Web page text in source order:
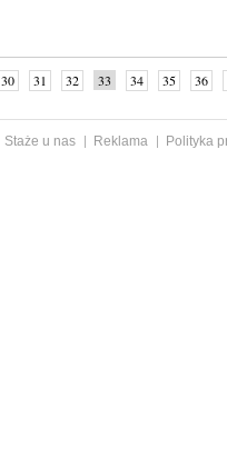
30 31 32 33 34 35 36
Staże u nas Reklama
Polityka